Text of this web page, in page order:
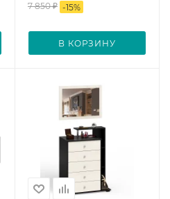
7 850₽ -15%
В КОРЗИНУ